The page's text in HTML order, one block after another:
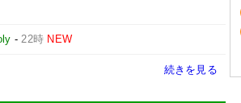
-22時 NEW
続きを見る